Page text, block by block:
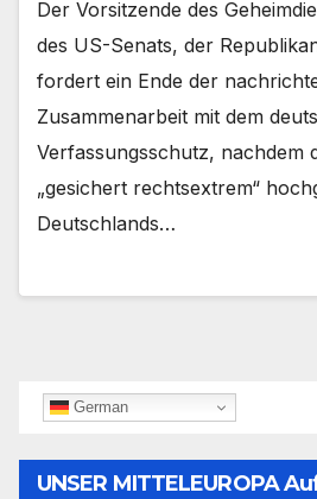
Der Vorsitzende des
des US-Senats, der
fordert ein Ende der
Zusammenarbeit mit dem
Verfassungsschutz, nachdem
„gesichert rechtsextrem“
Deutschlands…
German
UNSER MITTELEUROPA